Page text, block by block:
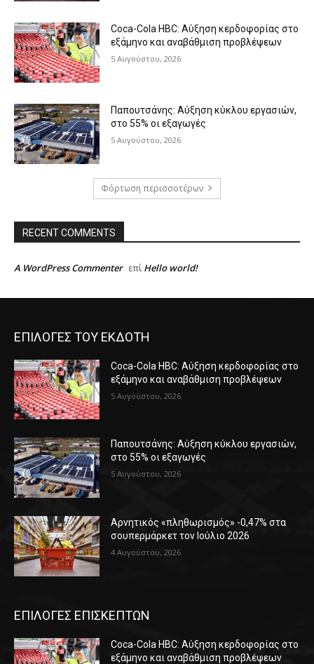
Coca-Cola HBC: Αύξηση κερδοφορίας στο
εξάμηνο και αναβάθμιση προβλέψεων
5 Αυγούστου, 2026
Παπουτσάνης: Αύξηση κύκλου εργασιών,
στο 55% οι εξαγωγές
5 Αυγούστου, 2026
Φόρτωση περισσοτέρων
RECENT COMMENTS
A WordPress Commenter επί Hello world!
ΕΠΙΛΟΓΕΣ ΤΟΥ ΕΚΔΟΤΗ
Coca-Cola HBC: Αύξηση κερδοφορίας στο
εξάμηνο και αναβάθμιση προβλέψεων
5 Αυγούστου, 2026
Παπουτσάνης: Αύξηση κύκλου εργασιών,
στο 55% οι εξαγωγές
5 Αυγούστου, 2026
Αρνητικός «πληθωρισμός» -0,47% στα
σουπερμάρκετ τον Ιούλιο 2026
4 Αυγούστου, 2026
ΕΠΙΛΟΓΕΣ ΕΠΙΣΚΕΠΤΩΝ
Coca-Cola HBC: Αύξηση κερδοφορίας στο
εξάμηνο και αναβάθμιση προβλέψεων